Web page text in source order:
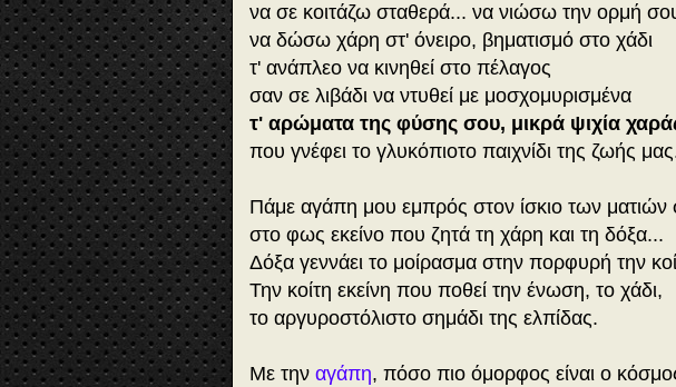
να σε κοιτάζω σταθερά... να νιώσω την ορμή
να δώσω χάρη στ' όνειρο, βηματισμό στο χάδι
τ' ανάπλεο να κινηθεί στο πέλαγος
σαν σε λιβάδι να ντυθεί με μοσχομυρισμένα
τ' αρώματα της φύσης σου, μικρά ψιχία
που γνέφει το γλυκόπιοτο παιχνίδι της ζωής
Πάμε αγάπη μου εμπρός στον ίσκιο των ματιών
στο φως εκείνο που ζητά τη χάρη και τη δόξα...
Δόξα γεννάει το μοίρασμα στην πορφυρή την
Την κοίτη εκείνη που ποθεί την ένωση, το χάδι,
το αργυροστόλιστο σημάδι της ελπίδας.
Με την αγάπη, πόσο πιο όμορφος είναι ο